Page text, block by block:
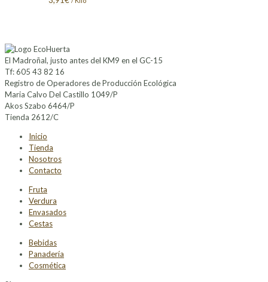
El Madroñal, justo antes del KM9 en el GC-15
Tf: 605 43 82 16
Registro de Operadores de Producción Ecológica
Maria Calvo Del Castillo 1049/P
Akos Szabo 6464/P
Tienda 2612/C
Inicio
Tienda
Nosotros
Contacto
Fruta
Verdura
Envasados
Cestas
Bebidas
Panadería
Cosmética